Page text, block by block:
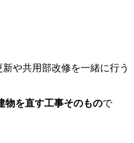
や共用部改修を一緒に行う
物を直す工事そのもので